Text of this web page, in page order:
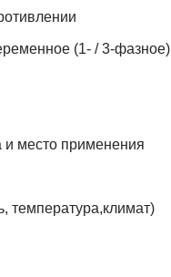
(1- / 3-фазное)
место применения
температура,климат)